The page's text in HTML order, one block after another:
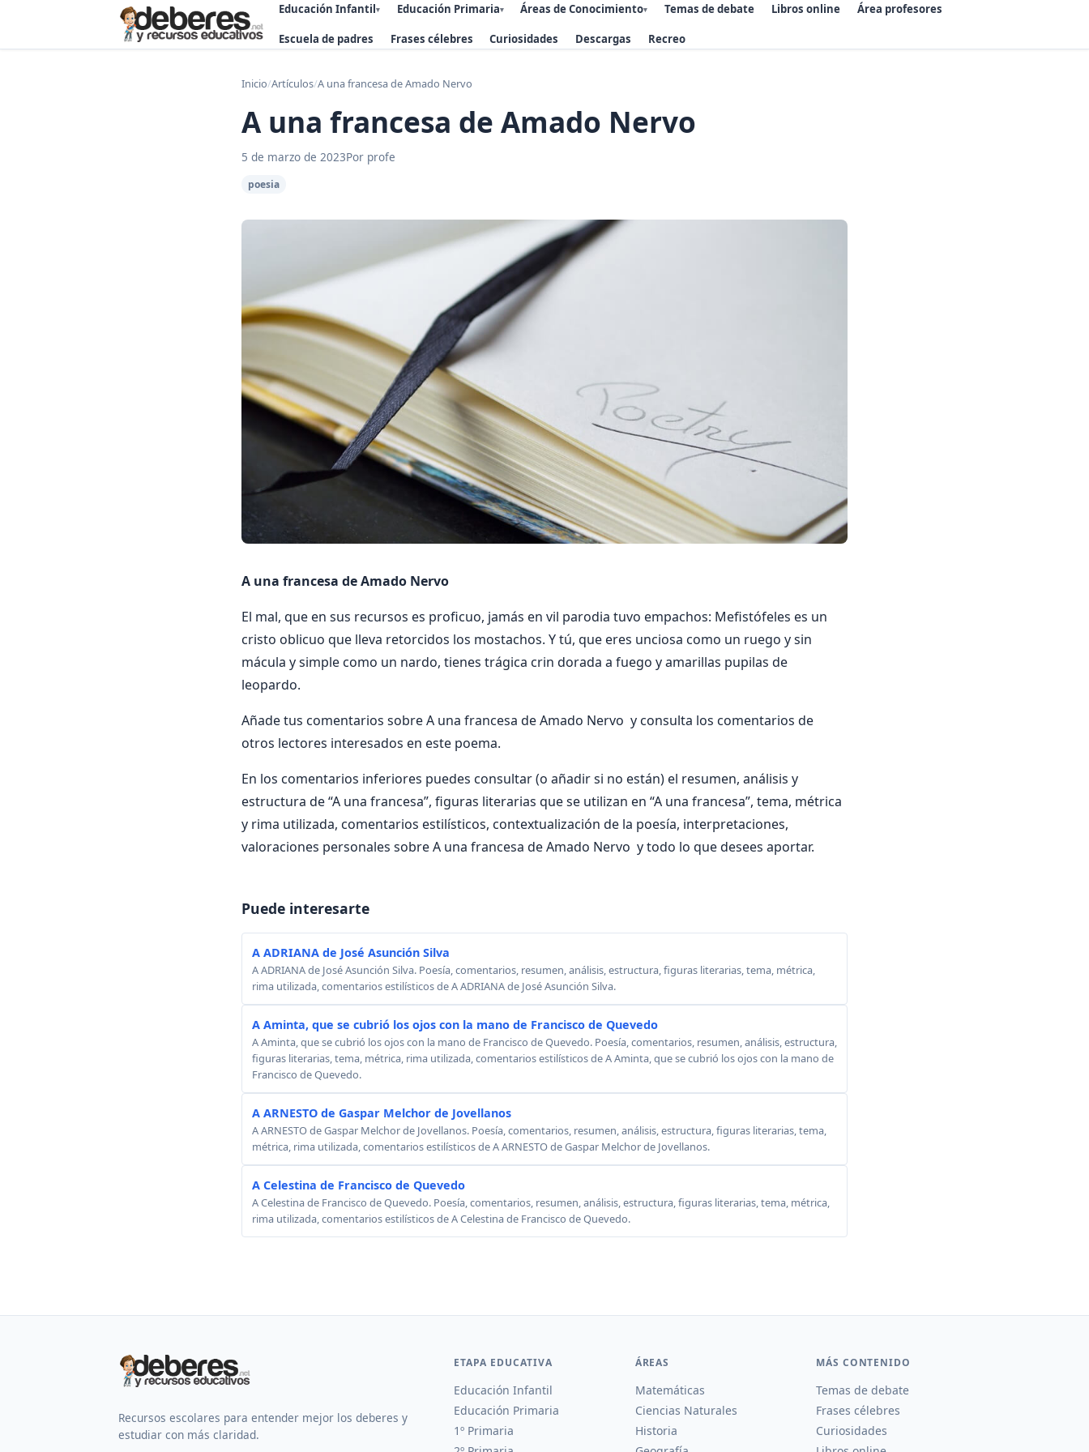
Educación Infantil▾ Educación Primaria▾ Áreas de Conocimiento▾ Temas de debate Libros online Área profesores
Escuela de padres Frases célebres Curiosidades Descargas Recreo
Inicio/Artículos/A una francesa de Amado Nervo
A una francesa de Amado Nervo
5 de marzo de 2023Por profe
poesia
A una francesa de Amado Nervo
El mal, que en sus recursos es proficuo, jamás en vil parodia tuvo empachos: Mefistófeles es un
cristo oblicuo que lleva retorcidos los mostachos. Y tú, que eres unciosa como un ruego y sin
mácula y simple como un nardo, tienes trágica crin dorada a fuego y amarillas pupilas de
leopardo.
Añade tus comentarios sobre A una francesa de Amado Nervo y consulta los comentarios de
otros lectores interesados en este poema.
En los comentarios inferiores puedes consultar (o añadir si no están) el resumen, análisis y
estructura de “A una francesa”, figuras literarias que se utilizan en “A una francesa”, tema, métrica
y rima utilizada, comentarios estilísticos, contextualización de la poesía, interpretaciones,
valoraciones personales sobre A una francesa de Amado Nervo y todo lo que desees aportar.
Puede interesarte
A ADRIANA de José Asunción Silva
A ADRIANA de José Asunción Silva. Poesía, comentarios, resumen, análisis, estructura, figuras literarias, tema, métrica,
rima utilizada, comentarios estilísticos de A ADRIANA de José Asunción Silva.
A Aminta, que se cubrió los ojos con la mano de Francisco de Quevedo
A Aminta, que se cubrió los ojos con la mano de Francisco de Quevedo. Poesía, comentarios, resumen, análisis, estructura,
figuras literarias, tema, métrica, rima utilizada, comentarios estilísticos de A Aminta, que se cubrió los ojos con la mano de
Francisco de Quevedo.
A ARNESTO de Gaspar Melchor de Jovellanos
A ARNESTO de Gaspar Melchor de Jovellanos. Poesía, comentarios, resumen, análisis, estructura, figuras literarias, tema,
métrica, rima utilizada, comentarios estilísticos de A ARNESTO de Gaspar Melchor de Jovellanos.
A Celestina de Francisco de Quevedo
A Celestina de Francisco de Quevedo. Poesía, comentarios, resumen, análisis, estructura, figuras literarias, tema, métrica,
rima utilizada, comentarios estilísticos de A Celestina de Francisco de Quevedo.
Recursos escolares para entender mejor los deberes y
estudiar con más claridad.
ETAPA EDUCATIVA
Educación Infantil
Educación Primaria
1º Primaria
ÁREAS
Matemáticas
Ciencias Naturales
Historia
MÁS CONTENIDO
Temas de debate
Frases célebres
Curiosidades